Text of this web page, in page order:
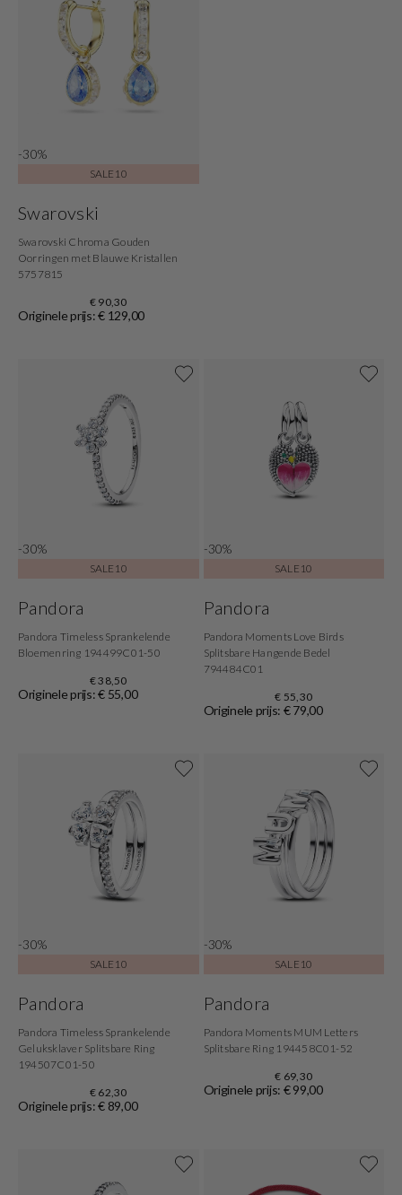
-30%
SALE10
Swarovski
Swarovski Chroma Gouden
Oorringen met Blauwe Kristallen
5757815
€ 90,30
Originele prijs: € 129,00
-30%
SALE10
Pandora
Pandora Timeless Sprankelende
Bloemenring 194499C01-50
€ 38,50
Originele prijs: € 55,00
-30%
SALE10
Pandora
Pandora Moments Love Birds
Splitsbare Hangende Bedel
794484C01
€ 55,30
Originele prijs: € 79,00
-30%
SALE10
Pandora
Pandora Timeless Sprankelende
Geluksklaver Splitsbare Ring
194507C01-50
€ 62,30
Originele prijs: € 89,00
-30%
SALE10
Pandora
Pandora Moments MUM Letters
Splitsbare Ring 194458C01-52
€ 69,30
Originele prijs: € 99,00